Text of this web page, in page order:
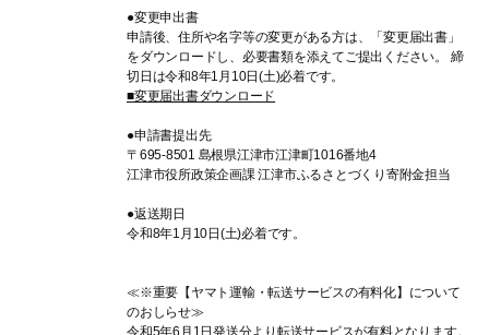
●変更申出書
申請後、住所や名字等の変更がある方は、「変更届出書」
をダウンロードし、必要書類を添えてご提出ください。 締
切日は令和8年1月10日(土)必着です。
■変更届出書ダウンロード
●申請書提出先
〒695-8501 島根県江津市江津町1016番地4
江津市役所政策企画課 江津市ふるさとづくり寄附金担当
●返送期日
令和8年1月10日(土)必着です。
≪※重要【ヤマト運輸・転送サービスの有料化】について
のおしらせ≫
令和5年6月1日発送分より転送サービスが有料となります。